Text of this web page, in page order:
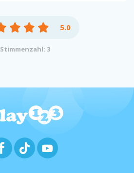
5.0
Stimmenzahl: 3